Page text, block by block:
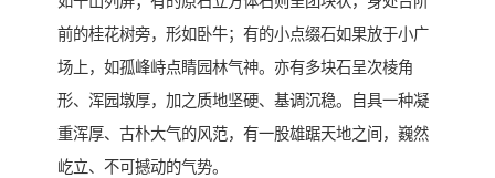
前的桂花树旁，形如卧牛；有的小点缀石如果放于小广
场上，如孤峰峙点睛园林气神。亦有多块石呈次棱角
形、浑园墩厚，加之质地坚硬、基调沉稳。自具一种凝
重浑厚、古朴大气的风范，有一股雄踞天地之间，巍然
屹立、不可撼动的气势。